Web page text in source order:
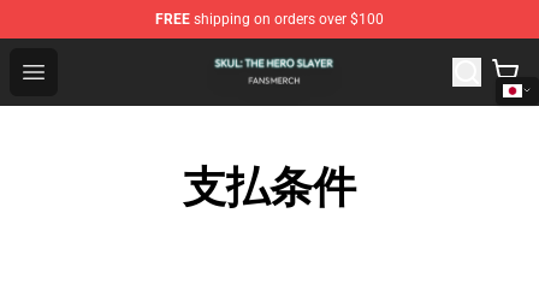
FREE shipping on orders over $100
Open menu
Skul: The Hero Slayer Shop - Official Skul: The Hero
支払条件